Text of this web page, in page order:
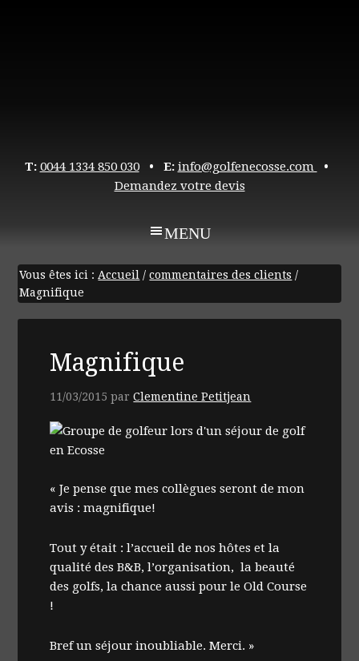
T: 0044 1334 850 030• E: info@golfenecosse.com
•
Demandez votre devis
Vous êtes ici :Accueil / commentaires des clients /
Magnifique
Magnifique
11/03/2015 parClementine Petitjean
« Je pense que mes collègues seront de mon
avis : magnifique!
Tout y était : l’accueil de nos hôtes et la
qualité des B&B, l’organisation, la beauté
des golfs, la chance aussi pour le Old Course
!
Bref un séjour inoubliable. Merci. »